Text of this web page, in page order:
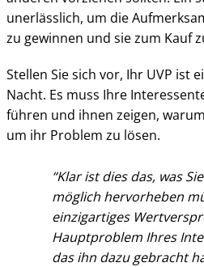
unerlässlich, um die
zu gewinnen und sie zum Kauf
Stellen Sie sich vor, Ihr UVP ist
Nacht. Es muss Ihre
führen und ihnen zeigen,
um ihr Problem zu lösen.
Klar ist dies das, was
möglich hervorheben
einzigartiges
Hauptproblem Ihres
das ihn dazu gebracht